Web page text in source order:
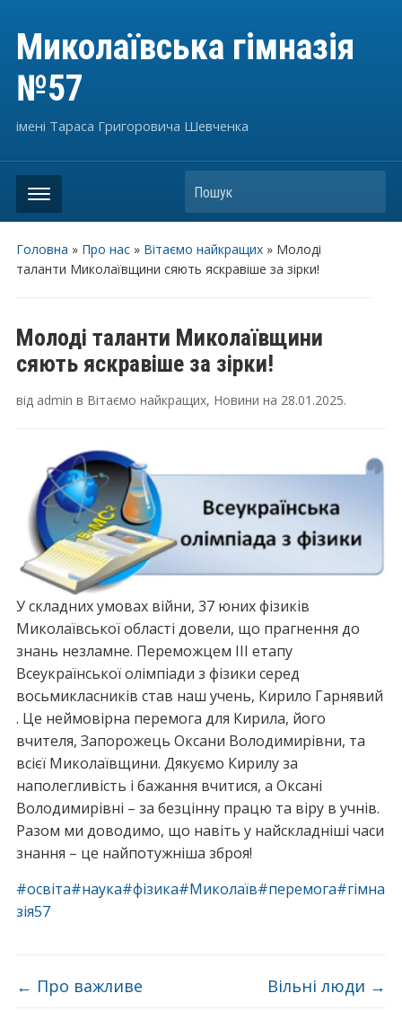
Миколаївська гімназія
№57
імені Тараса Григоровича Шевченка
Пошук
Головна » Про нас» Вітаємо найкращих» Молоді
таланти Миколаївщини сяють яскравіше за зірки!
Молоді таланти Миколаївщини
сяють яскравіше за зірки!
від admin в Вітаємо найкращих, Новини на 28.01.2025.
У складних умовах війни, 37 юних фізиків
Миколаївської області довели, що прагнення до
знань незламне. Переможцем ІІІ етапу
Всеукраїнської олімпіади з фізики серед
восьмикласників став наш учень, Кирило Гарнявий
. Це неймовірна перемога для Кирила, його
вчителя, Запорожець Оксани Володимирівни, та
всієї Миколаївщини. Дякуємо Кирилу за
наполегливість і бажання вчитися, а Оксані
Володимирівні – за безцінну працю та віру в учнів.
Разом ми доводимо, що навіть у найскладніші часи
знання – це найпотужніша зброя!
#освіта#наука#фізика#Миколаїв#перемога#гімна
зія57
← Про важливе Вільні люди →